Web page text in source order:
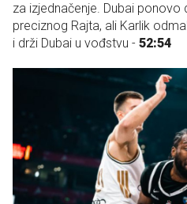
za izjednačenje. Dubai
preciznog Rajta, ali Karlik
i drži Dubai u vođstvu - 52:54